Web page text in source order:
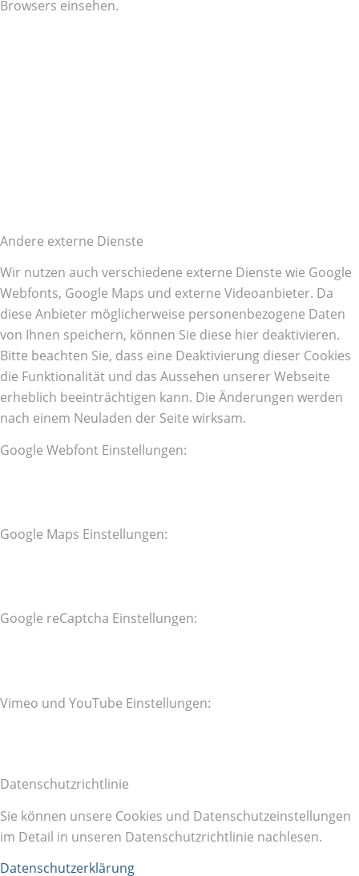
Browsers einsehen.
Andere externe Dienste
Wir nutzen auch verschiedene externe Dienste wie Google
Webfonts, Google Maps und externe Videoanbieter. Da
diese Anbieter möglicherweise personenbezogene Daten
von Ihnen speichern, können Sie diese hier deaktivieren.
Bitte beachten Sie, dass eine Deaktivierung dieser Cookies
die Funktionalität und das Aussehen unserer Webseite
erheblich beeinträchtigen kann. Die Änderungen werden
nach einem Neuladen der Seite wirksam.
Google Webfont Einstellungen:
Google Maps Einstellungen:
Google reCaptcha Einstellungen:
Vimeo und YouTube Einstellungen:
Datenschutzrichtlinie
Sie können unsere Cookies und Datenschutzeinstellungen
im Detail in unseren Datenschutzrichtlinie nachlesen.
Datenschutzerklärung